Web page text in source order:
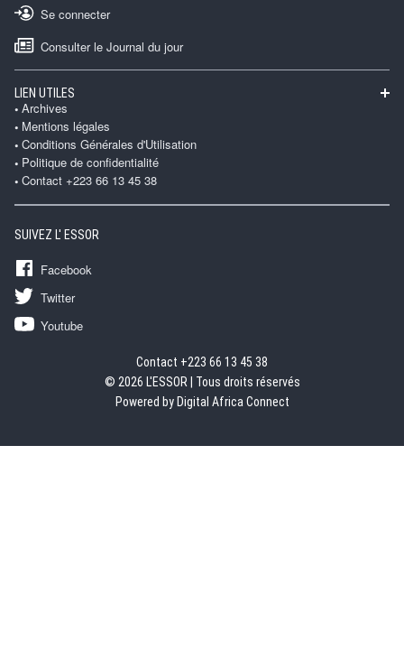
Se connecter
Consulter le Journal du jour
LIEN UTILES
Archives
Mentions légales
Conditions Générales d'Utilisation
Politique de confidentialité
Contact +223 66 13 45 38
SUIVEZ L' ESSOR
Facebook
Twitter
Youtube
Contact +223 66 13 45 38
© 2026 L'ESSOR | Tous droits réservés
Powered by Digital Africa Connect